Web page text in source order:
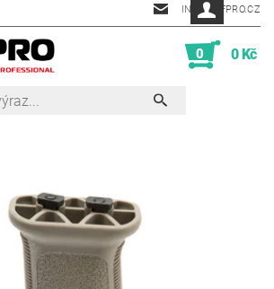
INFO@DFPRO.CZ
0 0 Kč